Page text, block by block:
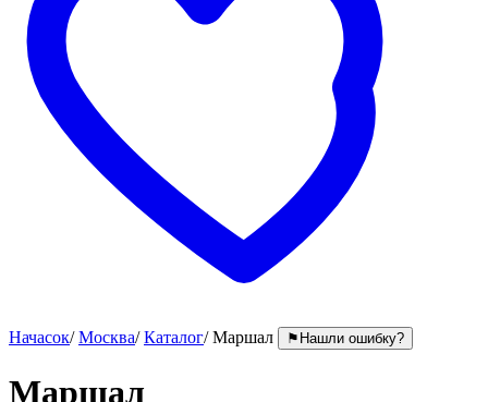
Начасок/ Москва/ Каталог/ Маршал ⚑ Нашли ошибку?
Маршал